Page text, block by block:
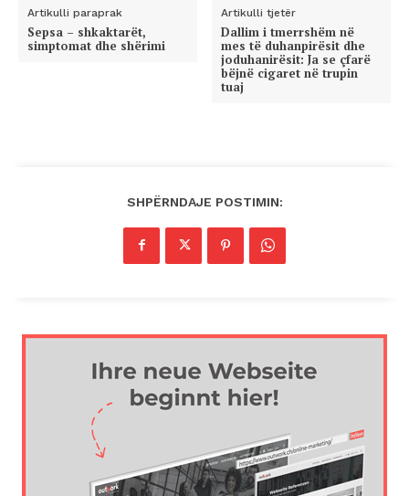
Artikulli paraprak
Sepsa – shkaktarët,
simptomat dhe shërimi
Artikulli tjetër
Dallim i tmerrshëm në
mes të duhanpirësit dhe
joduhanirësit: Ja se çfarë
bëjnë cigaret në trupin
tuaj
SHPËRNDAJE POSTIMIN: